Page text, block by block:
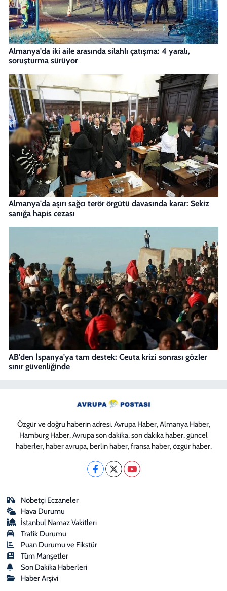
Almanya'da iki aile arasında silahlı çatışma: 4 yaralı,
soruşturma sürüyor
Almanya'da aşırı sağcı terör örgütü davasında karar: Sekiz
sanığa hapis cezası
AB'den İspanya'ya tam destek: Ceuta krizi sonrası gözler
sınır güvenliğinde
Özgür ve doğru haberin adresi. Avrupa Haber, Almanya Haber,
Hamburg Haber, Avrupa son dakika, son dakika haber, güncel
haberler, haber avrupa, berlin haber, fransa haber, özgür haber,
Nöbetçi Eczaneler
Hava Durumu
İstanbul Namaz Vakitleri
Trafik Durumu
Puan Durumu ve Fikstür
Tüm Manşetler
Son Dakika Haberleri
Haber Arşivi